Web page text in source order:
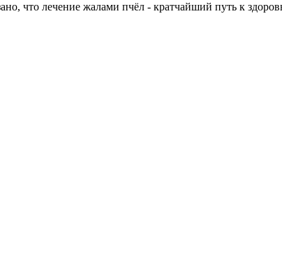
что лечение жалами пчёл - кратчайший путь к